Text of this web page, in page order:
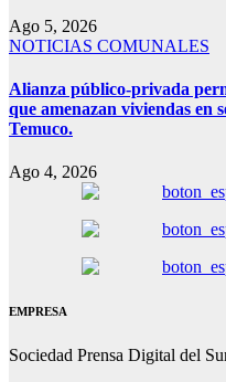
Ago 5, 2026
NOTICIAS COMUNALES
Alianza público-privada
que amenazan viviendas en
Temuco.
Ago 4, 2026
EMPRESA
Sociedad Prensa Digital del